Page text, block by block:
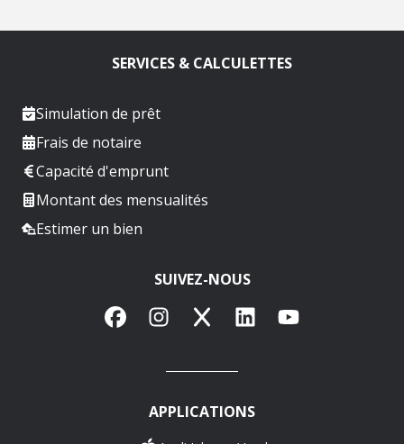
SERVICES & CALCULETTES
Simulation de prêt
Frais de notaire
Capacité d'emprunt
Montant des mensualités
Estimer un bien
SUIVEZ-NOUS
FacebookInstagram
X LinkedInYouTube
APPLICATIONS